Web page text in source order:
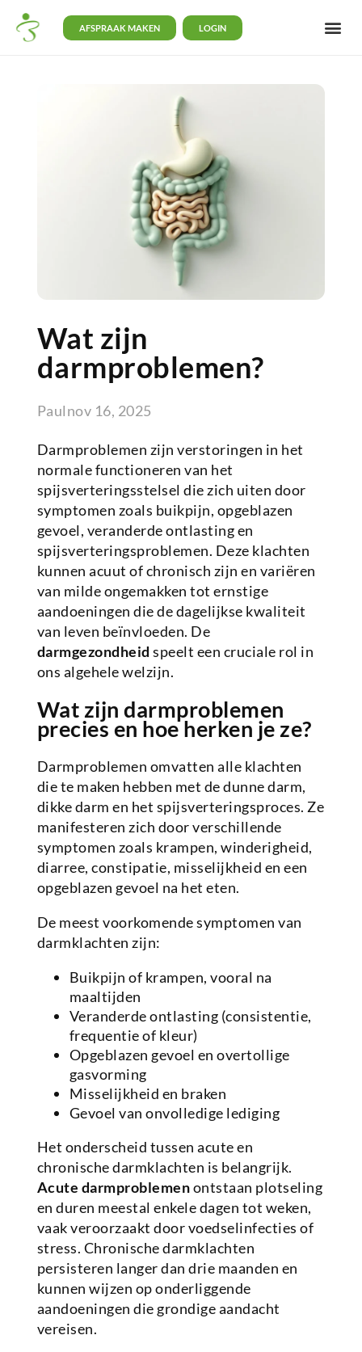
AFSPRAAK MAKEN LOGIN
Wat zijn
darmproblemen?
Paulnov 16, 2025
Darmproblemen zijn verstoringen in het
normale functioneren van het
spijsverteringsstelsel die zich uiten door
symptomen zoals buikpijn, opgeblazen
gevoel, veranderde ontlasting en
spijsverteringsproblemen. Deze klachten
kunnen acuut of chronisch zijn en variëren
van milde ongemakken tot ernstige
aandoeningen die de dagelijkse kwaliteit
van leven beïnvloeden. De
darmgezondheid speelt een cruciale rol in
ons algehele welzijn.
Wat zijn darmproblemen
precies en hoe herken je ze?
Darmproblemen omvatten alle klachten
die te maken hebben met de dunne darm,
dikke darm en het spijsverteringsproces. Ze
manifesteren zich door verschillende
symptomen zoals krampen, winderigheid,
diarree, constipatie, misselijkheid en een
opgeblazen gevoel na het eten.
De meest voorkomende symptomen van
darmklachten zijn:
Buikpijn of krampen, vooral na
maaltijden
Veranderde ontlasting (consistentie,
frequentie of kleur)
Opgeblazen gevoel en overtollige
gasvorming
Misselijkheid en braken
Gevoel van onvolledige lediging
Het onderscheid tussen acute en
chronische darmklachten is belangrijk.
Acute darmproblemenontstaan plotseling
en duren meestal enkele dagen tot weken,
vaak veroorzaakt door voedselinfecties of
stress. Chronische darmklachten
persisteren langer dan drie maanden en
kunnen wijzen op onderliggende
aandoeningen die grondige aandacht
vereisen.